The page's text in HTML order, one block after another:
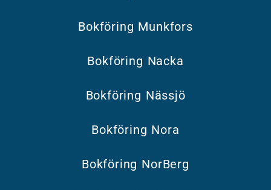
Bokföring Munkfors
Bokföring Nacka
Bokföring Nässjö
Bokföring Nora
Bokföring NorBerg